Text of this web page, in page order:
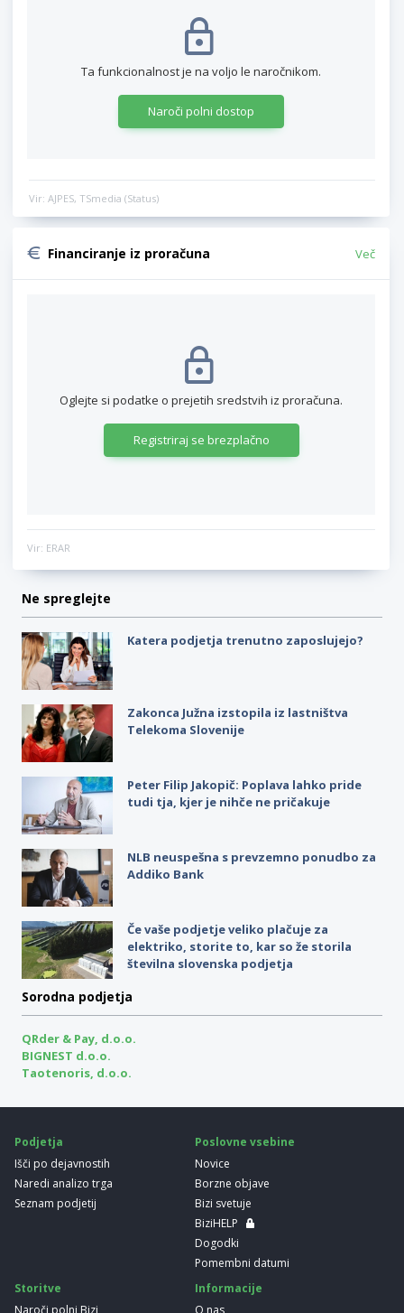
Ta funkcionalnost je na voljo le naročnikom.
Naroči polni dostop
Vir: AJPES, TSmedia (Status)
Financiranje iz proračuna Več
Oglejte si podatke o prejetih sredstvih iz proračuna.
Registriraj se brezplačno
Vir: ERAR
Ne spreglejte
Katera podjetja trenutno zaposlujejo?
Zakonca Južna izstopila iz lastništva
Telekoma Slovenije
Peter Filip Jakopič: Poplava lahko pride
tudi tja, kjer je nihče ne pričakuje
NLB neuspešna s prevzemno ponudbo za
Addiko Bank
Če vaše podjetje veliko plačuje za
elektriko, storite to, kar so že storila
številna slovenska podjetja
Sorodna podjetja
QRder & Pay, d.o.o.
BIGNEST d.o.o.
Taotenoris, d.o.o.
Podjetja
Išči po dejavnostih
Naredi analizo trga
Seznam podjetij
Poslovne vsebine
Novice
Borzne objave
Bizi svetuje
BiziHELP
Dogodki
Pomembni datumi
Storitve
Naroči polni Bizi
Informacije
O nas